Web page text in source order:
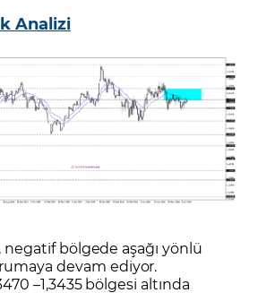
Analizi
negatif bölgede aşağı yönlü
devam ediyor.
–1,3435 bölgesi altında